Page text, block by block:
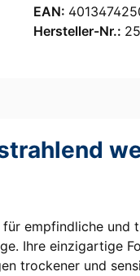
EAN:
Hersteller-Nr.:
empfindliche und
Ihre einzigartige
trockener und